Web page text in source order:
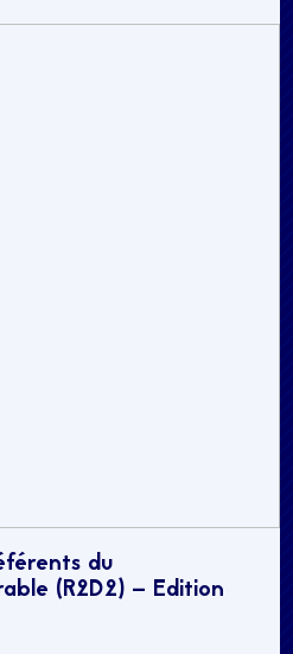
du
(R2D2) – Edition